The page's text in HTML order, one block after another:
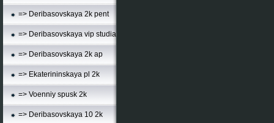
=> Deribasovskaya 2k pent
=> Deribasovskaya vip studia
=> Deribasovskaya 2k ap
=> Ekaterininskaya pl 2k
=> Voenniy spusk 2k
=> Deribasovskaya 10 2k